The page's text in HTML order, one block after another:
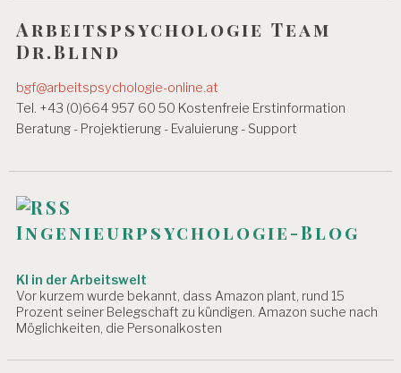
S
T
U
D
E
N
C
E
A
B
EI
T
U
D
s
n
a
v
i
g
a
t
o
n
Arbeitspsychologie Team
Dr.Blind
bgf@arbeitspsychologie-online.at
Tel. +43 (0)664 957 60 50 Kostenfreie Erstinformation
Beratung - Projektierung - Evaluierung - Support
Ingenieurpsychologie-Blog
KI in der Arbeitswelt
Vor kurzem wurde bekannt, dass Amazon plant, rund 15
Prozent seiner Belegschaft zu kündigen. Amazon suche nach
Möglichkeiten, die Personalkosten